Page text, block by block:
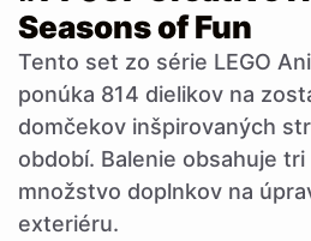
Seasons of Fun
Tento set zo série LEGO
ponúka 814 dielikov na
domčekov inšpirovaných
období. Balenie obsahuje
množstvo doplnkov na
exteriéru.